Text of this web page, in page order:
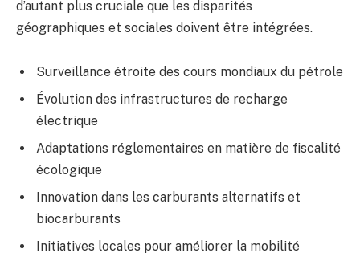
d’autant plus cruciale que les disparités
géographiques et sociales doivent être intégrées.
Surveillance étroite des cours mondiaux du pétrole
Évolution des infrastructures de recharge
électrique
Adaptations réglementaires en matière de fiscalité
écologique
Innovation dans les carburants alternatifs et
biocarburants
Initiatives locales pour améliorer la mobilité